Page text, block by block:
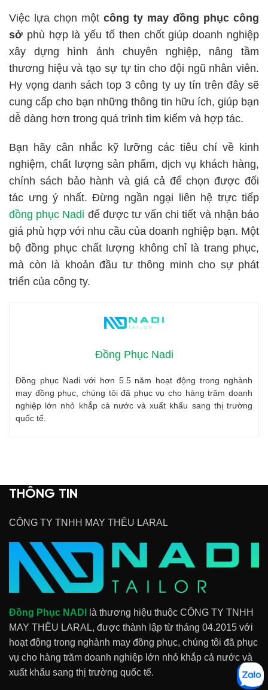
Việc lựa chọn một công ty may đồng phục công
sở phù hợp là yếu tố then chốt giúp doanh nghiệp
xây dựng hình ảnh chuyên nghiệp, nâng tầm
thương hiệu và tạo sự tự tin cho đội ngũ nhân viên.
Hy vọng danh sách top 3 công ty uy tín trên đây sẽ
cung cấp cho bạn những thông tin hữu ích, giúp bạn
dễ dàng hơn trong quá trình tìm kiếm và hợp tác.
Bạn hãy cân nhắc kỹ lưỡng các tiêu chí về kinh
nghiệm, chất lượng sản phẩm, dịch vụ khách hàng,
chính sách bảo hành và giá cả để chọn được đối
tác ưng ý nhất. Đừng ngần ngại liên hệ trực tiếp
đồng phục Nadi để được tư vấn chi tiết và nhận báo
giá phù hợp với nhu cầu của doanh nghiệp bạn. Một
bộ đồng phục chất lượng không chỉ là trang phục,
mà còn là khoản đầu tư thông minh cho sự phát
triển của công ty.
Đồng Phục Nadi
Đồng phục Nadi với hơn 5.5 năm hoạt động trong nghành
may đồng phục, chúng tôi đã phục vụ cho hàng trăm doanh
nghiệp lớn nhỏ khắp cả nước và xuất khẩu sang thị trường
quốc tế.
THÔNG TIN
CÔNG TY TNHH MAY THÊU LARAL
Đồng Phục NADI
là thương hiệu thuộc CÔNG TY TNHH
MAY THÊU LARAL, được thành lập từ tháng 04.2015 với
hoạt động trong nghành may đồng phục, chúng tôi đã phục
vụ cho hàng trăm doanh nghiệp lớn nhỏ khắp cả nước và
xuất khẩu sang thị trường quốc tế.